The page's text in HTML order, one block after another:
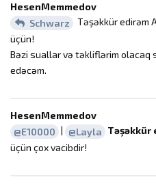
HesenMemmedov
Schwarz
Təşəkkür edirəm
üçün!
Bəzi suallar və təkliflərim olacaq
edəcəm.
HesenMemmedov
@E10000 | @Layla Təşəkkür
üçün çox vacibdir!